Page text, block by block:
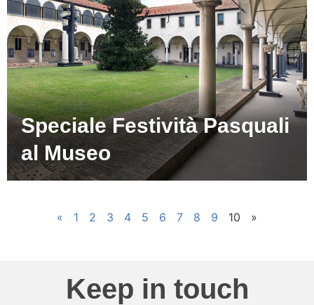
Speciale Festività Pasquali
al Museo
« 1 2 3 4 5 6 7 8 9 10 »
Keep in touch